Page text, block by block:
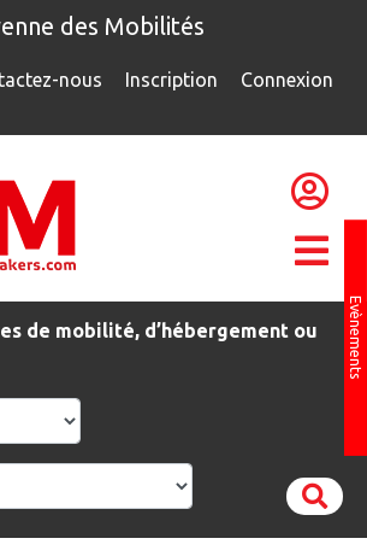
des Mobilités
nous Inscription Connexion
Evènements
de mobilité, d’hébergement ou